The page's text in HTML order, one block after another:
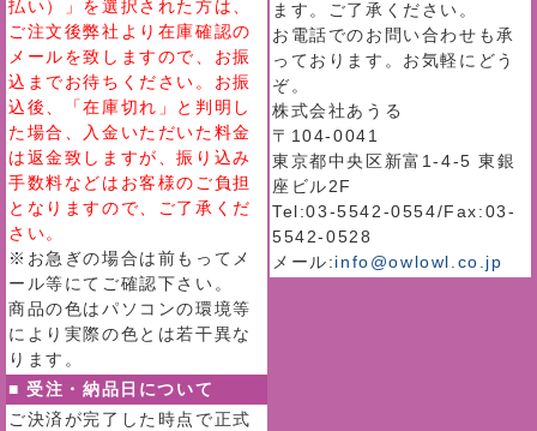
払い）」を選択された方は、
ご注文後弊社より在庫確認の
メールを致しますので、お振
込までお待ちください。お振
込後、「在庫切れ」と判明し
た場合、入金いただいた料金
は返金致しますが、振り込み
手数料などはお客様のご負担
となりますので、ご了承くだ
さい。
※お急ぎの場合は前もってメ
ール等にてご確認下さい。
商品の色はパソコンの環境等
により実際の色とは若干異な
ります。
■ 受注・納品日について
ご決済が完了した時点で正式
ます。ご了承ください。
お電話でのお問い合わせも承
っております。お気軽にどう
ぞ。
株式会社あうる
〒104-0041
東京都中央区新富1-4-5 東銀
座ビル2F
Tel:03-5542-0554/Fax:03-
5542-0528
メール:info@owlowl.co.jp